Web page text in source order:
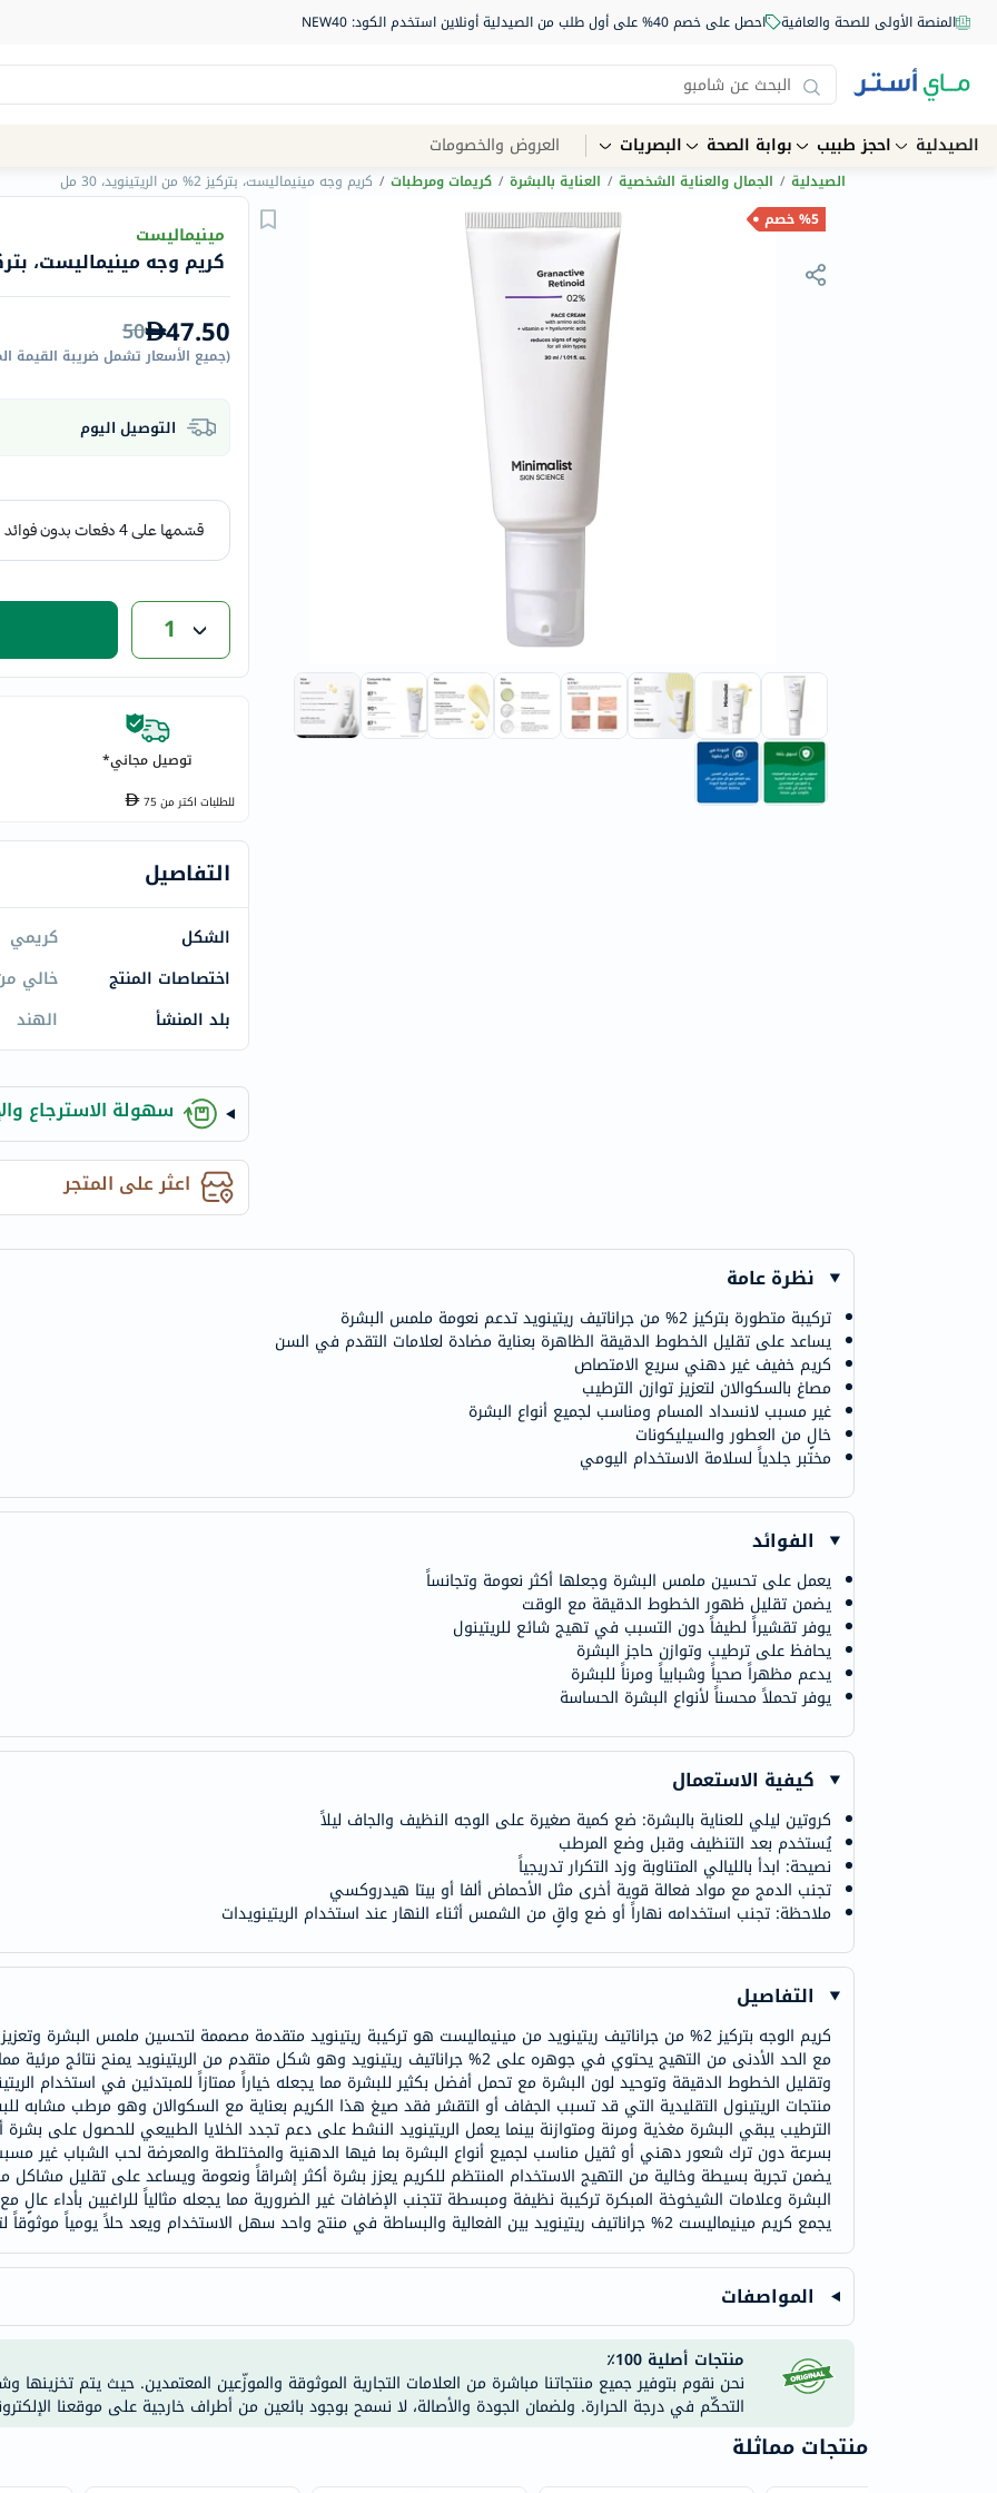
المنصة الأولى للصحة والعافية احصل على خصم 40% على أول طلب من الصيدلية أونلاين استخدم الكود: NEW40
Navigation
الصيدلية
الماركات
Humantara
carroten
eucerin
vitabiotics
vichy
acm
medicube
life
blueberry-
naturals
bepanthen
21st-
accu-
chek
activise
acuvue
annemarie-
borlind
webber-
anua
optimumnutrition
optibac
OMRON
fino
doppelherz
NMN
dessert-
essence
Biochem
SVR
skinceuticals
feel
true-
الصحة
أساسيات
العناية
الصيدلية احجز طبيب بوابة الصحة البصريات العروض والخصومات
الصيدلية / الجمال والعناية الشخصية / العناية بالبشرة / كريمات ومرطبات / كريم وجه مينيماليست، بتركيز 2% من الريتينويد، 30 مل
%5 خصم
مينيماليست
كريم وجه مينيماليست، بتركيز 2% من
47.50
50
(جميع الأسعار تشمل ضريبة القيمة
التوصيل اليوم
1
توصيل مجاني*
للطلبات اكتر من75
التفاصيل
الشكل
كريمي
اختصاصات المنتج
خالي
بلد المنشأ
الهند
سهولة الاسترجاع
اعثر على المتجر
نظرة عامة
تركيبة متطورة بتركيز 2% من جراناتيف ريتينويد تدعم نعومة ملمس البشرة
يساعد على تقليل الخطوط الدقيقة الظاهرة بعناية مضادة لعلامات التقدم في السن
كريم خفيف غير دهني سريع الامتصاص
مصاغ بالسكوالان لتعزيز توازن الترطيب
غير مسبب لانسداد المسام ومناسب لجميع أنواع البشرة
خالٍ من العطور والسيليكونات
مختبر جلدياً لسلامة الاستخدام اليومي
الفوائد
يعمل على تحسين ملمس البشرة وجعلها أكثر نعومة وتجانساً
يضمن تقليل ظهور الخطوط الدقيقة مع الوقت
يوفر تقشيراً لطيفاً دون التسبب في تهيج شائع للريتينول
يحافظ على ترطيب وتوازن حاجز البشرة
يدعم مظهراً صحياً وشبابياً ومرناً للبشرة
يوفر تحملاً محسناً لأنواع البشرة الحساسة
كيفية الاستعمال
كروتين ليلي للعناية بالبشرة: ضع كمية صغيرة على الوجه النظيف والجاف ليلاً
يُستخدم بعد التنظيف وقبل وضع المرطب
نصيحة: ابدأ بالليالي المتناوبة وزد التكرار تدريجياً
تجنب الدمج مع مواد فعالة قوية أخرى مثل الأحماض ألفا أو بيتا هيدروكسي
ملاحظة: تجنب استخدامه نهاراً أو ضع واقٍ من الشمس أثناء النهار عند استخدام الريتينويدات
التفاصيل
كريم الوجه بتركيز 2% من جراناتيف ريتينويد من مينيماليست هو تركيبة ريتينويد متقدمة مصممة لتحسين ملمس
مع الحد الأدنى من التهيج يحتوي في جوهره على 2% جراناتيف ريتينويد وهو شكل متقدم من الريتينويد
وتقليل الخطوط الدقيقة وتوحيد لون البشرة مع تحمل أفضل بكثير للبشرة مما يجعله خياراً ممتازاً للمبتدئين في استخدام
منتجات الريتينول التقليدية التي قد تسبب الجفاف أو التقشر فقد صيغ هذا الكريم بعناية مع السكوالان وهو مرطب مشابه
الترطيب يبقي البشرة مغذية ومرنة ومتوازنة بينما يعمل الريتينويد النشط على دعم تجدد الخلايا الطبيعي للحصول على
بسرعة دون ترك شعور دهني أو ثقيل مناسب لجميع أنواع البشرة بما فيها الدهنية والمختلطة والمعرضة لحب الشباب غير
يضمن تجربة بسيطة وخالية من التهيج الاستخدام المنتظم للكريم يعزز بشرة أكثر إشراقاً ونعومة ويساعد على تقليل مشاكل
البشرة وعلامات الشيخوخة المبكرة تركيبة نظيفة ومبسطة تتجنب الإضافات غير الضرورية مما يجعله مثالياً للراغبين بأداء
يجمع كريم مينيماليست 2% جراناتيف ريتينويد بين الفعالية والبساطة في منتج واحد سهل الاستخدام ويعد حلاً يومياً موثوقاً لتحسين البشرة على المدى الطويل
المواصفات
منتجات أصلية 100٪
نحن نقوم بتوفير جميع منتجاتنا مباشرة من العلامات التجارية الموثوقة والموزّعين المعتمدين. حيث يتم
التحكّم في درجة الحرارة. ولضمان الجودة والأصالة، لا نسمح بوجود بائعين من أطراف خارجية على موقعنا
منتجات مماثلة